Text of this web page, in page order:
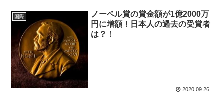
国際
ノーベル賞の賞金額が1億2000万
円に増額！日本人の過去の受賞者
は？！
2020.09.26